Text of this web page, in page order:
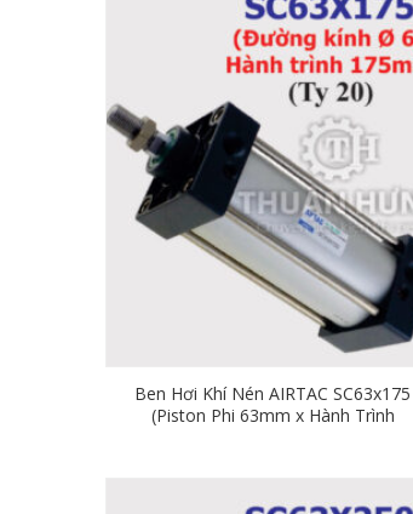
Ben Hơi Khí Nén AIRTAC SC63x175
(Piston Phi 63mm x Hành Trình